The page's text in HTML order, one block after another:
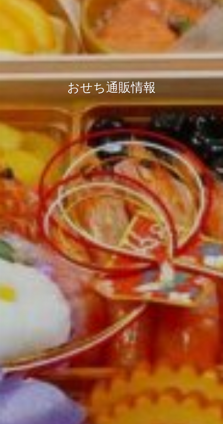
おせち通販情報